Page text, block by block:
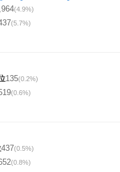
(4.9%)
(5.7%)
135(0.2%)
(0.6%)
437(0.5%)
(0.8%)